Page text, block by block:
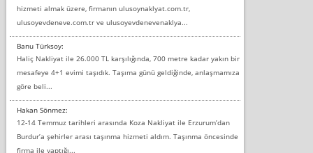
hizmeti almak üzere, firmanın ulusoynaklyat.com.tr,
ulusoyevdeneve.com.tr ve ulusoyevdenevenaklya...
Banu Türksoy:
Haliç Nakliyat ile 26.000 TL karşılığında, 700 metre kadar yakın bir
mesafeye 4+1 evimi taşıdık. Taşıma günü geldiğinde, anlaşmamıza
göre beli...
Hakan Sönmez:
12-14 Temmuz tarihleri arasında Koza Nakliyat ile Erzurum’dan
Burdur’a şehirler arası taşınma hizmeti aldım. Taşınma öncesinde
firma ile yaptığı...